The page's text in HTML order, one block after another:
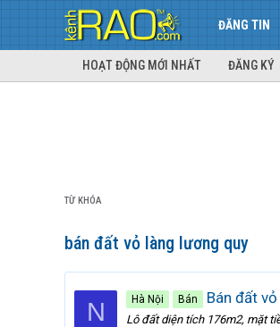
ĐĂNG TIN
HOẠT ĐỘNG MỚI NHẤT ĐĂNG KÝ
TỪ KHÓA
bán đất vỏ làng lương quy
N Hà Nội Bán Bán đất
Lô đất diện tích 176m2, mặt